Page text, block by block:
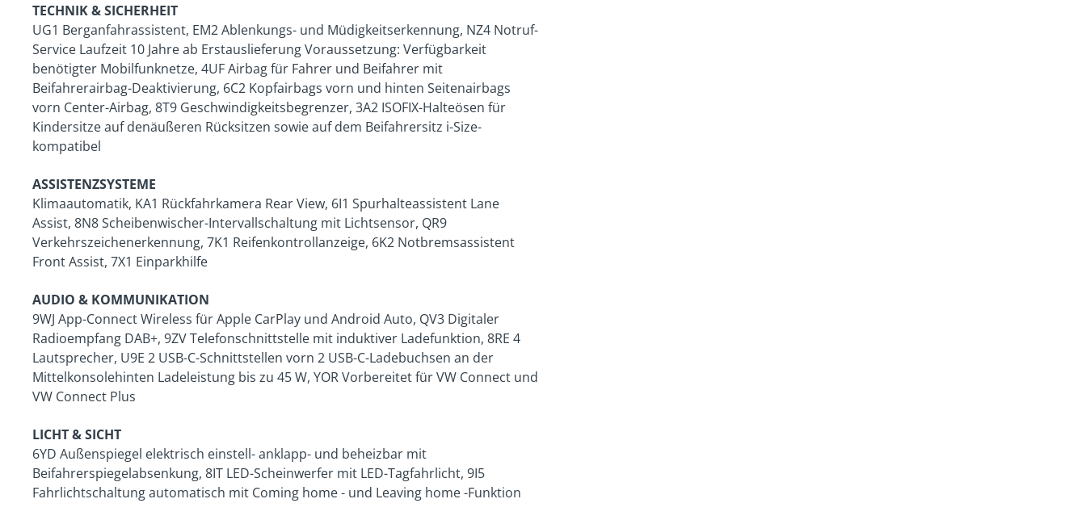
TECHNIK & SICHERHEIT
UG1 Berganfahrassistent, EM2 Ablenkungs- und Müdigkeitserkennung, NZ4 Notruf-
Service Laufzeit 10 Jahre ab Erstauslieferung Voraussetzung: Verfügbarkeit
benötigter Mobilfunknetze, 4UF Airbag für Fahrer und Beifahrer mit
Beifahrerairbag-Deaktivierung, 6C2 Kopfairbags vorn und hinten Seitenairbags
vorn Center-Airbag, 8T9 Geschwindigkeitsbegrenzer, 3A2 ISOFIX-Halteösen für
Kindersitze auf denäußeren Rücksitzen sowie auf dem Beifahrersitz i-Size-
kompatibel
ASSISTENZSYSTEME
Klimaautomatik, KA1 Rückfahrkamera Rear View, 6I1 Spurhalteassistent Lane
Assist, 8N8 Scheibenwischer-Intervallschaltung mit Lichtsensor, QR9
Verkehrszeichenerkennung, 7K1 Reifenkontrollanzeige, 6K2 Notbremsassistent
Front Assist, 7X1 Einparkhilfe
AUDIO & KOMMUNIKATION
9WJ App-Connect Wireless für Apple CarPlay und Android Auto, QV3 Digitaler
Radioempfang DAB+, 9ZV Telefonschnittstelle mit induktiver Ladefunktion, 8RE 4
Lautsprecher, U9E 2 USB-C-Schnittstellen vorn 2 USB-C-Ladebuchsen an der
Mittelkonsolehinten Ladeleistung bis zu 45 W, YOR Vorbereitet für VW Connect und
VW Connect Plus
LICHT & SICHT
6YD Außenspiegel elektrisch einstell- anklapp- und beheizbar mit
Beifahrerspiegelabsenkung, 8IT LED-Scheinwerfer mit LED-Tagfahrlicht, 9I5
Fahrlichtschaltung automatisch mit Coming home - und Leaving home -Funktion